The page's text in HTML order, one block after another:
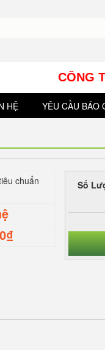
CÔNG
HỆ YÊU CẦU BÁO
chuẩn
Số